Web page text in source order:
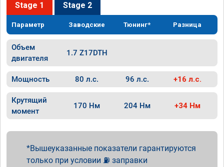
Stage 1 Stage 2
Параметр Заводские Тюнинг* Разница
Объем
двигателя
1.7 Z17DTH
Мощность 80 л.с. 96 л.с. +16 л.с.
Крутящий
момент
170 Нм 204 Нм +34 Нм
Вышеуказанные показатели гарантируются
только при условии ⛽ заправки